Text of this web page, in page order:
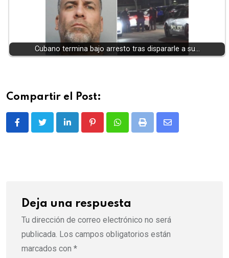
Cubano termina bajo arresto tras dispararle a su…
Compartir el Post:
LinkedInPinterestWhatsappPrint
Share
Deja una respuesta
Tu dirección de correo electrónico no será
publicada. Los campos obligatorios están
marcados con *